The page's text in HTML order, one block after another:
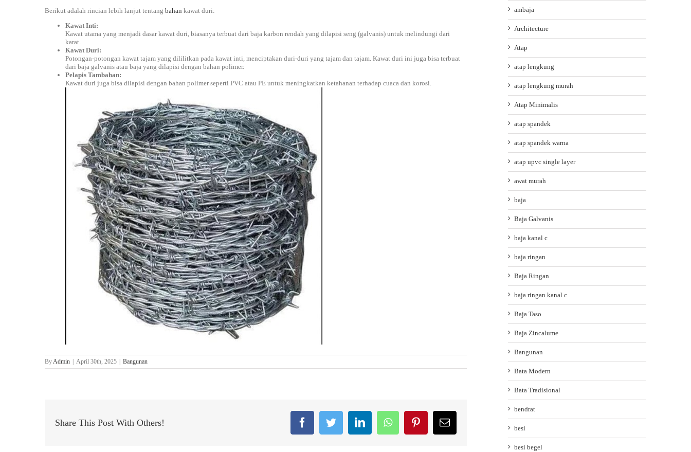
Berikut adalah rincian lebih lanjut tentang bahan kawat duri:
Kawat Inti:
Kawat utama yang menjadi dasar kawat duri, biasanya terbuat dari baja karbon rendah yang dilapisi seng (galvanis) untuk melindungi dari
karat.
Kawat Duri:
Potongan-potongan kawat tajam yang dililitkan pada kawat inti, menciptakan duri-duri yang tajam dan tajam. Kawat duri ini juga bisa terbuat
dari baja galvanis atau baja yang dilapisi dengan bahan polimer.
Pelapis Tambahan:
Kawat duri juga bisa dilapisi dengan bahan polimer seperti PVC atau PE untuk meningkatkan ketahanan terhadap cuaca dan korosi.
ByAdmin | April 30th, 2025 | Bangunan
Share This Post With Others! FacebookTwitterLinkedInWhatsAppPinterestEmail
ambaja
Architecture
Atap
atap lengkung
atap lengkung murah
Atap Minimalis
atap spandek
atap spandek warna
atap upvc single layer
awat murah
baja
Baja Galvanis
baja kanal c
baja ringan
Baja Ringan
baja ringan kanal c
Baja Taso
Baja Zincalume
Bangunan
Bata Modern
Bata Tradisional
bendrat
besi
besi begel